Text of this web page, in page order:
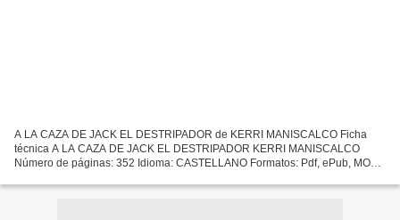
A LA CAZA DE JACK EL DESTRIPADOR de KERRI MANISCALCO Ficha
técnica A LA CAZA DE JACK EL DESTRIPADOR KERRI MANISCALCO
Número de páginas: 352 Idioma: CASTELLANO Formatos: Pdf, ePub, MOBI,
Descargar...